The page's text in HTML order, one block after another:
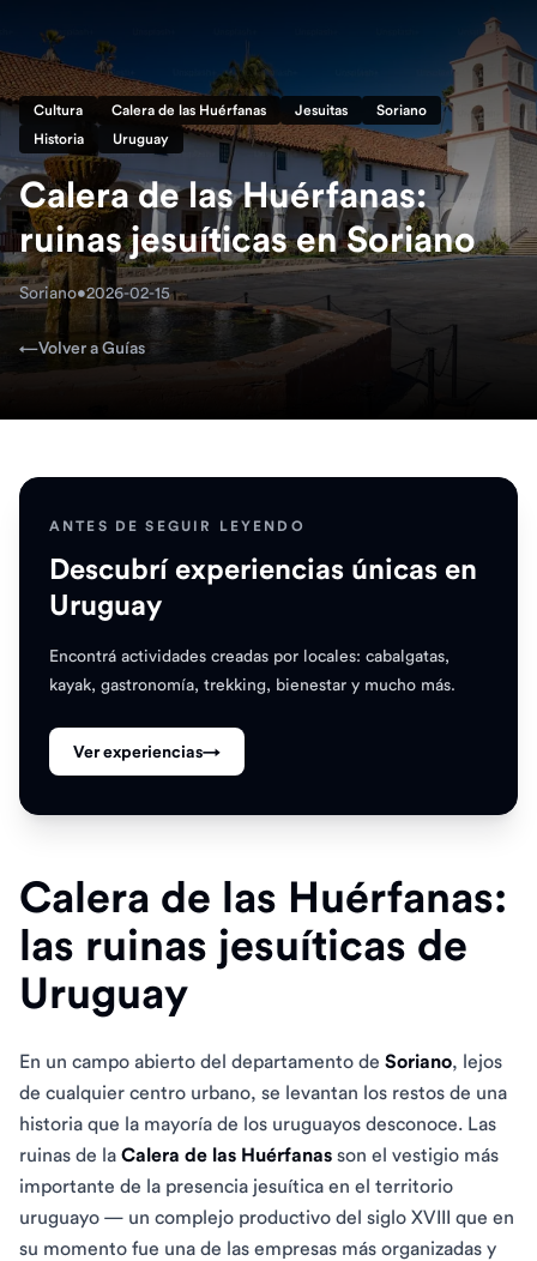
Cultura Calera de las Huérfanas Jesuitas
Soriano
Historia
Uruguay
Calera de las Huérfanas:
ruinas jesuíticas en Soriano
Soriano•2026-02-15
←Volver a Guías
ANTES DE SEGUIR LEYENDO
Descubrí experiencias únicas en
Uruguay
Encontrá actividades creadas por locales: cabalgatas,
kayak, gastronomía, trekking, bienestar y mucho más.
Ver experiencias→
Calera de las Huérfanas:
las ruinas jesuíticas de
Uruguay
En un campo abierto del departamento de Soriano, lejos
de cualquier centro urbano, se levantan los restos de una
historia que la mayoría de los uruguayos desconoce. Las
ruinas de la Calera de las Huérfanas son el vestigio más
importante de la presencia jesuítica en el territorio
uruguayo — un complejo productivo del siglo XVIII que en
su momento fue una de las empresas más organizadas y